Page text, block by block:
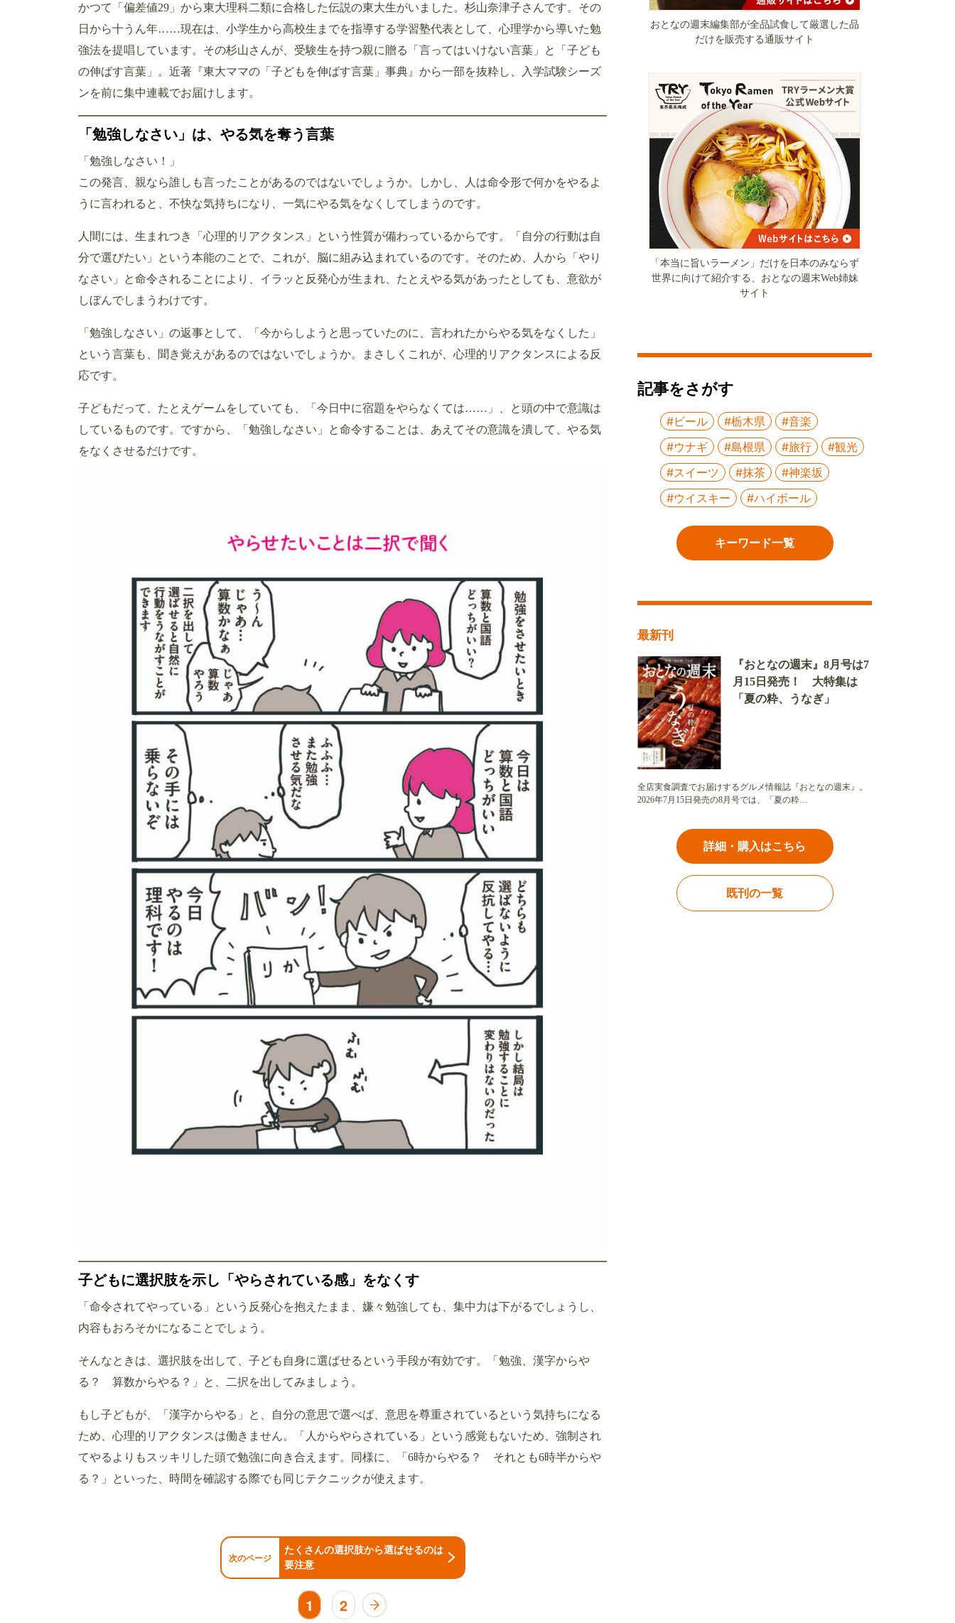
かつて「偏差値29」から東大理科二類に合格した伝説の東大生がいました。杉山奈津子さんです。その
日から十うん年……現在は、小学生から高校生までを指導する学習塾代表として、心理学から導いた勉
強法を提唱しています。その杉山さんが、受験生を持つ親に贈る「言ってはいけない言葉」と「子ども
の伸ばす言葉」。近著『東大ママの「子どもを伸ばす言葉」事典』から一部を抜粋し、入学試験シーズ
ンを前に集中連載でお届けします。
「勉強しなさい」は、やる気を奪う言葉
「勉強しなさい！」
この発言、親なら誰しも言ったことがあるのではないでしょうか。しかし、人は命令形で何かをやるよ
うに言われると、不快な気持ちになり、一気にやる気をなくしてしまうのです。
人間には、生まれつき「心理的リアクタンス」という性質が備わっているからです。「自分の行動は自
分で選びたい」という本能のことで、これが、脳に組み込まれているのです。そのため、人から「やり
なさい」と命令されることにより、イラッと反発心が生まれ、たとえやる気があったとしても、意欲が
しぼんでしまうわけです。
「勉強しなさい」の返事として、「今からしようと思っていたのに、言われたからやる気をなくした」
という言葉も、聞き覚えがあるのではないでしょうか。まさしくこれが、心理的リアクタンスによる反
応です。
子どもだって、たとえゲームをしていても、「今日中に宿題をやらなくては……」、と頭の中で意識は
しているものです。ですから、「勉強しなさい」と命令することは、あえてその意識を潰して、やる気
をなくさせるだけです。
子どもに選択肢を示し「やらされている感」をなくす
「命令されてやっている」という反発心を抱えたまま、嫌々勉強しても、集中力は下がるでしょうし、
内容もおろそかになることでしょう。
そんなときは、選択肢を出して、子ども自身に選ばせるという手段が有効です。「勉強、漢字からや
る？ 算数からやる？」と、二択を出してみましょう。
もし子どもが、「漢字からやる」と、自分の意思で選べば、意思を尊重されているという気持ちになる
ため、心理的リアクタンスは働きません。「人からやらされている」という感覚もないため、強制され
てやるよりもスッキリした頭で勉強に向き合えます。同様に、「6時からやる？ それとも6時半からや
る？」といった、時間を確認する際でも同じテクニックが使えます。
次のページ
たくさんの選択肢から選ばせるのは
要注意
1 2
おとなの週末編集部が全品試食して厳選した品
だけを販売する通販サイト
「本当に旨いラーメン」だけを日本のみならず
世界に向けて紹介する、おとなの週末Web姉妹
サイト
記事をさがす
#ビール #栃木県
#音楽
#ウナギ
#島根県 #旅行
#観光
#スイーツ
#抹茶
#神楽坂
#ウイスキー
#ハイボール
キーワード一覧
最新刊
『おとなの週末』8月号は7
月15日発売！ 大特集は
「夏の粋、うなぎ」
全店実食調査でお届けするグルメ情報誌『おとなの週末』。
2026年7月15日発売の8月号では、「夏の粋…
詳細・購入はこちら
既刊の一覧